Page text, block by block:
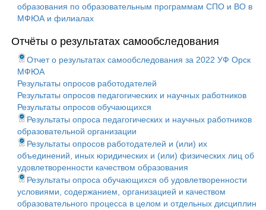
образования по образовательным программам СПО и ВО в
МФЮА и филиалах
Отчёты о результатах самообследования
Отчет о результатах самообследования за 2022 УФ Орск
МФЮА
Результаты опросов работодателей
Результаты опросов педагогических и научных работников
Результаты опросов обучающихся
Результаты опроса педагогических и научных работников
образовательной организации
Результаты опросов работодателей и (или) их
объединений, иных юридических и (или) физических лиц об
удовлетворенности качеством образования
Результаты опроса обучающихся об удовлетворенности
условиями, содержанием, организацией и качеством
образовательного процесса в целом и отдельных дисциплин